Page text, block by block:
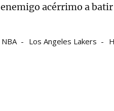
enemigo acérrimo a batir
NBA Los Angeles Lakers